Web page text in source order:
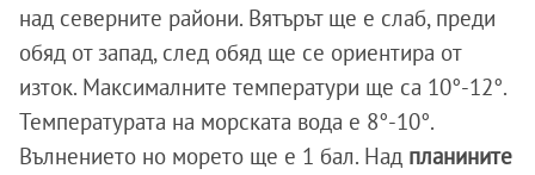
над северните райони. Вятърът ще е слаб, преди
обяд от запад, след обяд ще се ориентира от
изток. Максималните температури ще са 10°-12°.
Температурата на морската вода е 8°-10°.
Вълнението но морето ще е 1 бал. Над планините